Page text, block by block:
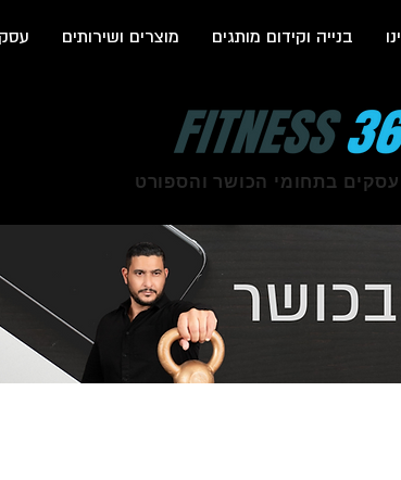
מוצרים ושירותים בנייה וקידום מותגים
עסקים בתחומי הכושר והספורט